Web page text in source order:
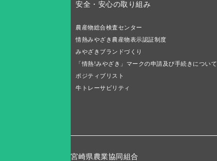
安全・安心の取り組み
農産物総合検査センター
情熱みやざき農産物表示認証制度
みやざきブランドづくり
「情熱!みやざき」マークの申請及び手続きについて
ポジティブリスト
牛トレーサビリティ
宮崎県農業協同組合